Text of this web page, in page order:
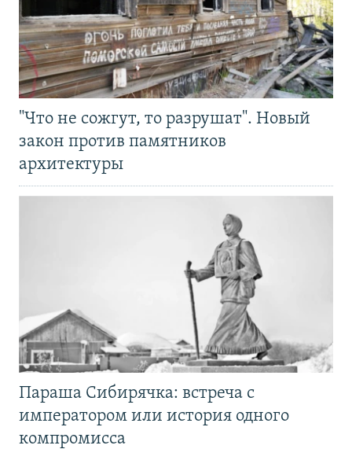
"Что не сожгут, то разрушат". Новый
закон против памятников
архитектуры
Параша Сибирячка: встреча с
императором или история одного
компромисса